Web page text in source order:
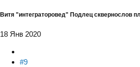
Витя "интеграторовед" Подлец сквернослов
18 Янв 2020
#9